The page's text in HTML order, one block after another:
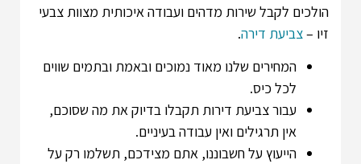
הולכים לקבל שירות מדהים ועבודה איכותית מצוות צבעי
זיו –צביעת דירה.
המחירים שלנו מאוד נמוכים ובאמת ובתמים שווים
לכל כיס.
עבור צביעת דירות תקבלו בדיוק את מה שסוכם,
אין תרגילים ואין עבודה בעיניים.
הייעוץ על חשבוננו, אתם מצידכם, תשלמו רק על